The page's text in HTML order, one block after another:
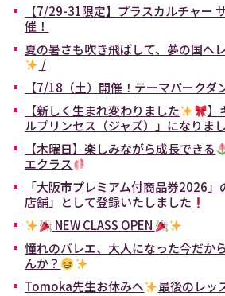
【7/29-31限定】プラスカルチャー
催！
夏の暑さも吹き飛ばして、夢の国へ
/
【7/18（土）開催！テーマパークダ
【新しく生まれ変わりました
】
ルプリンセス（ジャズ）」になりま
【木曜日】楽しみながら成長できる
エクラス
「大阪市プレミアム付商品券2026
店舗」として登録いたしました
NEW CLASS OPEN
憧れのバレエ、大人になった今だか
んか？
Tomoka先生お休みへ
最後のレッ